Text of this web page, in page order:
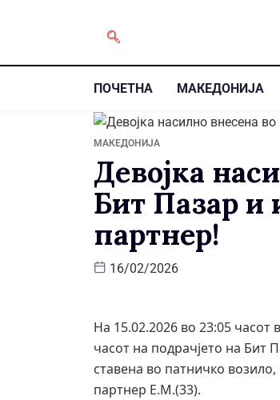
ПОЧЕТНА МАКЕДОНИЈА
МАКЕДОНИЈА
Девојка
Бит Пазар и
партнер!
16/02/2026
На 15.02.2026 во 23:05 часот
часот на подрачјето на Бит
ставена во патничко
партнер Е.М.(33).